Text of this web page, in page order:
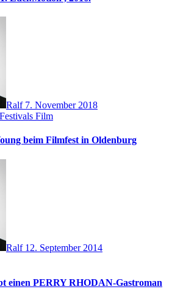
Ralf 7. November 2018
Festivals Film
beim Filmfest in Oldenburg
Ralf 12. September 2014
einen PERRY RHODAN-Gastroman